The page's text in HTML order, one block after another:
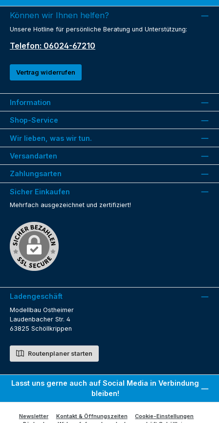
Können wir Ihnen helfen?
Unsere Hotline für persönliche Beratung und Unterstützung:
Telefon: 06024-67210
Vertrag widerrufen
Information
Shop-Service
Wir lieben, was wir tun.
Versandarten
Zahlungsarten
Sicher Einkaufen
Mehrfach ausgezeichnet und zertifiziert!
Ladengeschäft
Modellbau Ostheimer
Laudenbacher Str. 4
63825 Schöllkrippen
Routenplaner starten
Lasst uns gerne auch auf Social Media in Verbindung
bleiben!
Newsletter Kontakt & Öffnungszeiten
Cookie-Einstellungen